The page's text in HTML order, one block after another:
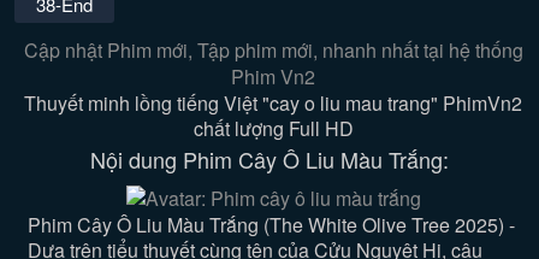
Cập nhật Phim mới, Tập phim mới, nhanh nhất tại hệ thống
Phim Vn2
Thuyết minh lồng tiếng Việt "cay o liu mau trang" PhimVn2
chất lượng Full HD
Nội dung Phim Cây Ô Liu Màu Trắng:
Phim Cây Ô Liu Màu Trắng (The White Olive Tree 2025) -
Dựa trên tiểu thuyết cùng tên của Cửu Nguyệt Hi, câu